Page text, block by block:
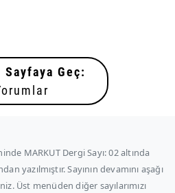
Geç:
MARKUT Dergi Sayı: 02 altında
yazılmıştır. Sayının devamını aşağı
Üst menüden diğer sayılarımızı